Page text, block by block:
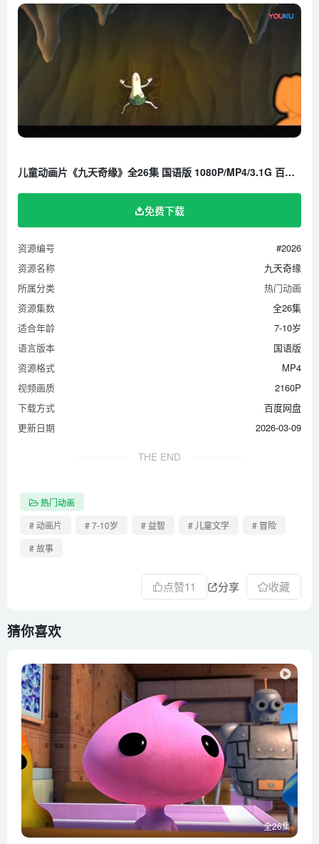
第09集 相生相克
第10集 半路遇虎
第11集 沼泽困兽
第12集 勇闯白虎崖
第14集 坑里乾坤
第16集 乱石排空
第19集 山洞寻踪
第20集 潭底险境
第21集 前后夹击
第22集 冲向小岛
第23集 逃出生天
第24集 强抢黑洞石
第26集 危机化解
儿童动画片《九天奇缘》全26集 国语版 1080P/MP4/3.1G 百度云网盘下载
免费下载
资源编号
#2026
资源名称
九天奇缘
所属分类
热门动画
资源集数
全26集
适合年龄
7-10岁
语言版本
国语版
资源格式
MP4
视频画质
2160P
下载方式
百度网盘
更新日期
2026-03-09
THE END
热门动画
# 动画片
# 7-10岁 # 益智 # 儿童文学
# 冒险
# 故事
点赞11 分享 收藏
猜你喜欢
全26集